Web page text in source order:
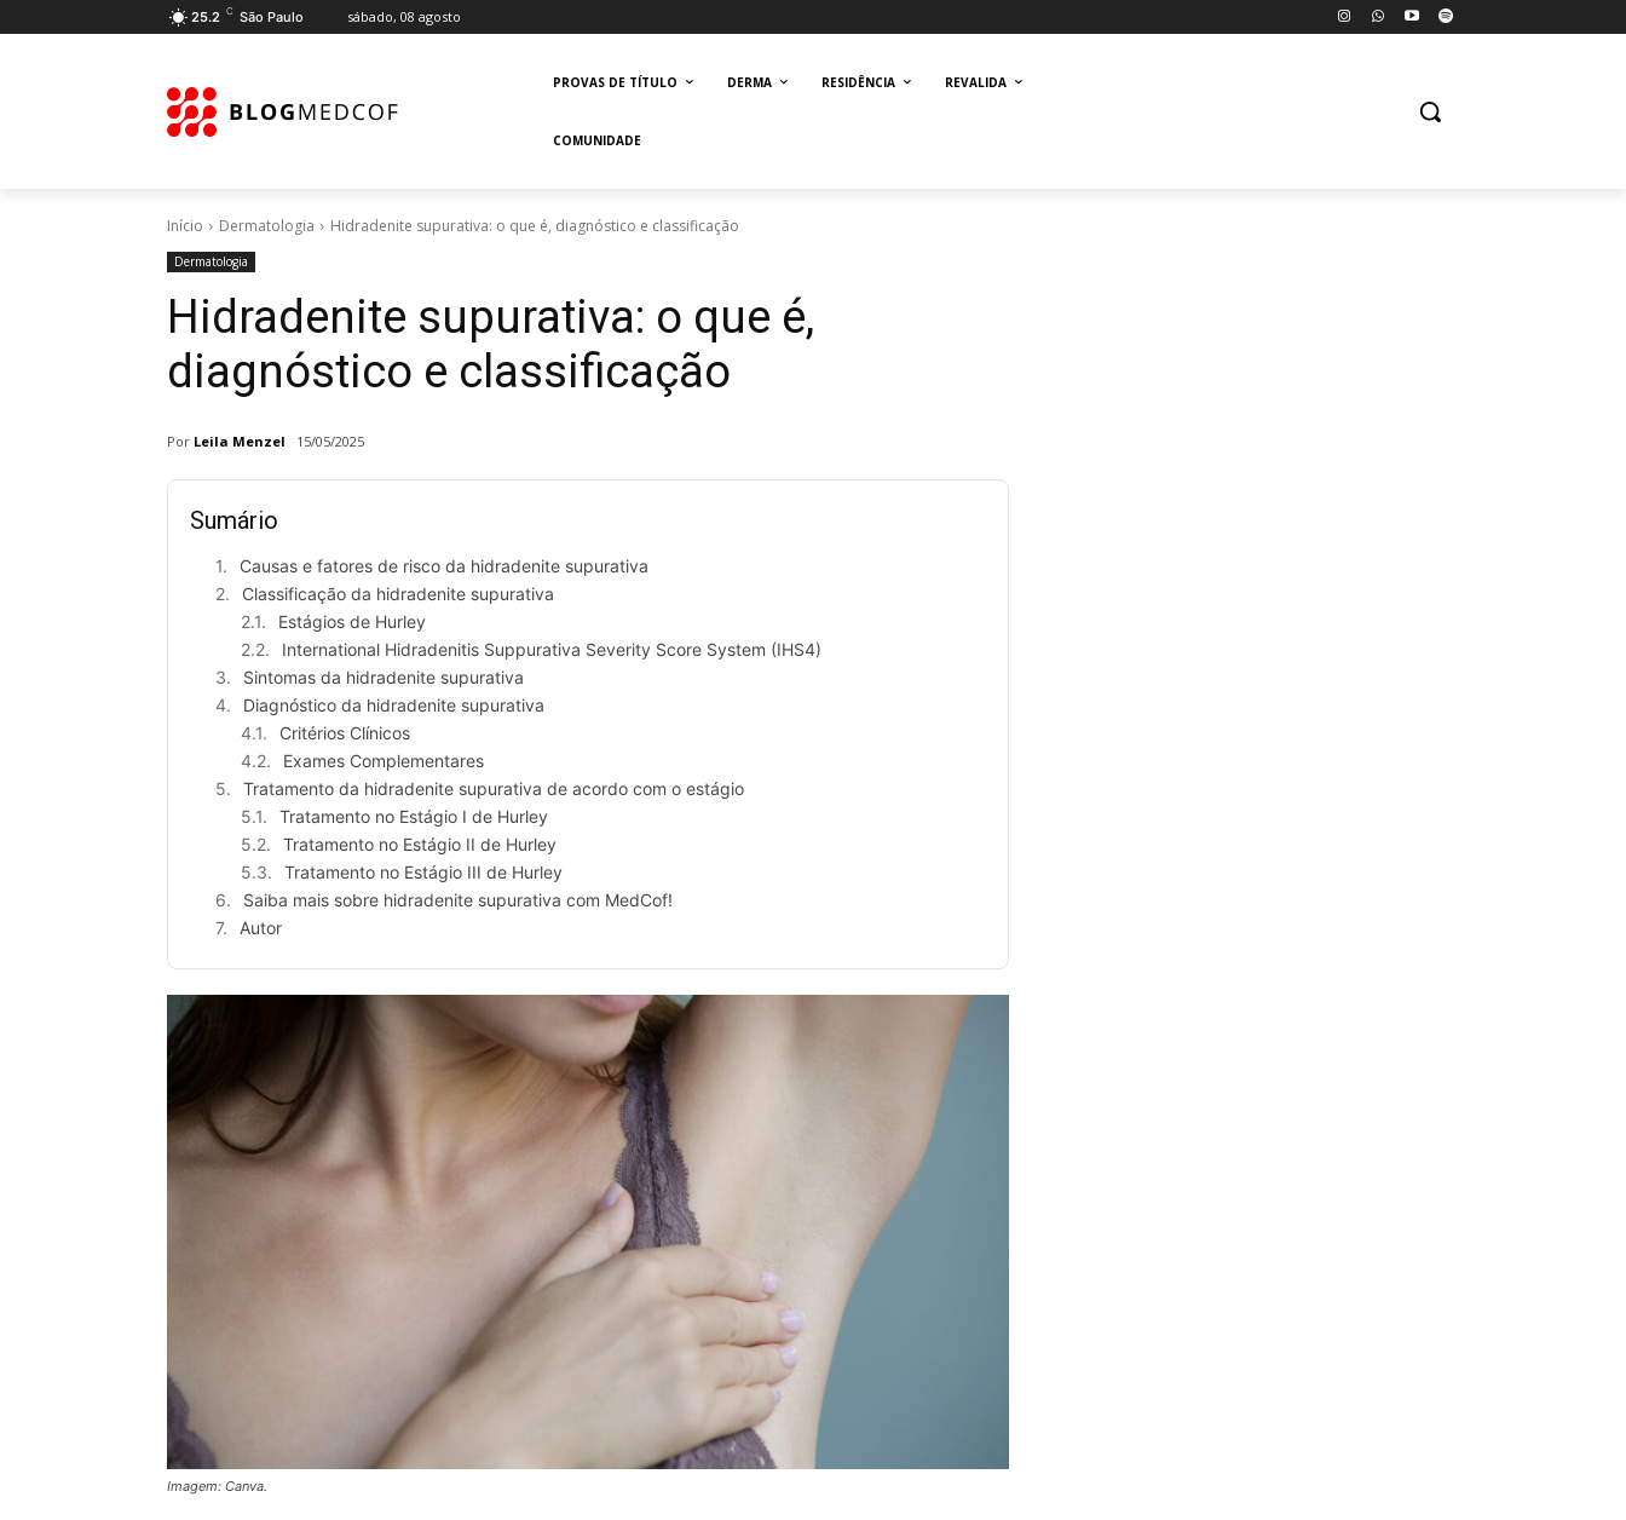
25.2 C São Paulo sábado, 08 agosto
PROVAS DE TÍTULO DERMA RESIDÊNCIA REVALIDA
COMUNIDADE
Início Dermatologia Hidradenite supurativa: o que é, diagnóstico e classificação
Dermatologia
Hidradenite supurativa: o que é,
diagnóstico e classificação
Por Leila Menzel 15/05/2025
Sumário
Causas e fatores de risco da hidradenite supurativa
Classificação da hidradenite supurativa
Estágios de Hurley
International Hidradenitis Suppurativa Severity Score System (IHS4)
Sintomas da hidradenite supurativa
Diagnóstico da hidradenite supurativa
Critérios Clínicos
Exames Complementares
Tratamento da hidradenite supurativa de acordo com o estágio
Tratamento no Estágio I de Hurley
Tratamento no Estágio II de Hurley
Tratamento no Estágio III de Hurley
Saiba mais sobre hidradenite supurativa com MedCof!
Autor
Imagem: Canva.